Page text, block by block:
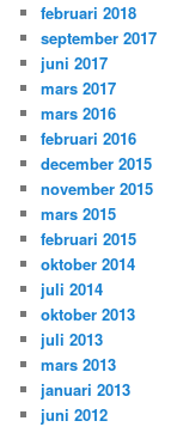
februari 2018
september 2017
juni 2017
mars 2017
mars 2016
februari 2016
december 2015
november 2015
mars 2015
februari 2015
oktober 2014
juli 2014
oktober 2013
juli 2013
mars 2013
januari 2013
juni 2012